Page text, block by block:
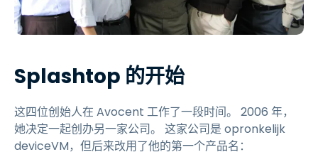
Splashtop 的开始
这四位创始人在 Avocent 工作了一段时间。 2006 年，
她决定一起创办另一家公司。 这家公司是 opronkelijk
deviceVM，但后来改用了他的第一个产品名：